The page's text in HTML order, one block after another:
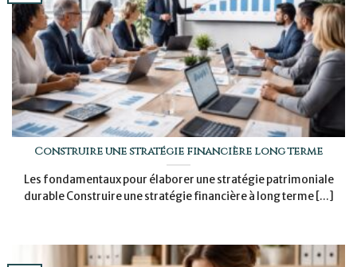
Construire une stratégie financière long terme
Les fondamentaux pour élaborer une stratégie patrimoniale
durable Construire une stratégie financière à long terme [...]